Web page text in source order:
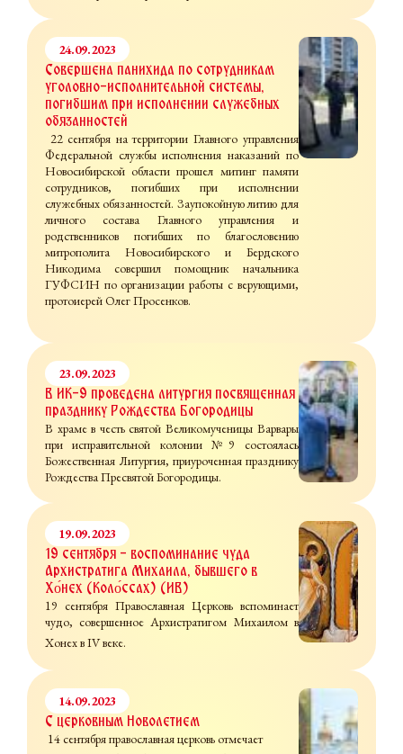
24.09.2023
Совершена панихида по сотрудникам
уголовно-исполнительной системы,
погибшим при исполнении служебных
обязанностей
22 сентября на территории Главного управления
Федеральной службы исполнения наказаний по
Новосибирской области прошел митинг памяти
сотрудников, погибших при исполнении
служебных обязанностей. Заупокойную литию для
личного состава Главного управления и
родственников погибших по благословению
митрополита Новосибирского и Бердского
Никодима совершил помощник начальника
ГУФСИН по организации работы с верующими,
протоиерей Олег Просенков.
23.09.2023
В ИК-9 проведена литургия посвященная
празднику Рождества Богородицы
В храме в честь святой Великомученицы Варвары
при исправительной колонии №9 состоялась
Божественная Литургия, приуроченная празднику
Рождества Пресвятой Богородицы.
19.09.2023
19 сентября - воспоминание чуда
Архистратига Михаила, бывшего в
Хо́нех (Коло́ссах) (IV)
19 сентября Православная Церковь вспоминает
чудо, совершенное Архистратигом Михаилом в
Хонех в IV веке.
14.09.2023
С церковным Новолетием
14 сентября православная церковь отмечает